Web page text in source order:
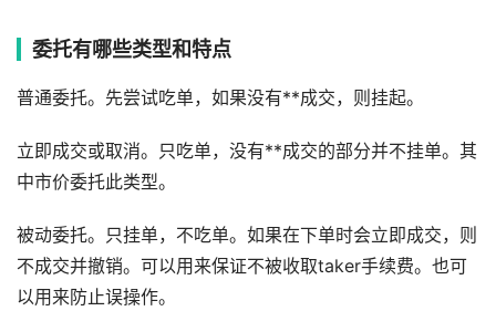
委托有哪些类型和特点
普通委托。先尝试吃单，如果没有**成交，则挂起。
立即成交或取消。只吃单，没有**成交的部分并不挂单。其
中市价委托此类型。
被动委托。只挂单，不吃单。如果在下单时会立即成交，则
不成交并撤销。可以用来保证不被收取taker手续费。也可
以用来防止误操作。